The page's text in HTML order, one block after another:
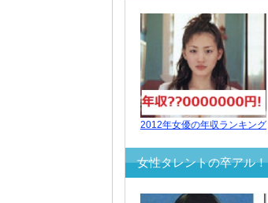
2012年女優の年収ランキング
女性タレントの卒アル！